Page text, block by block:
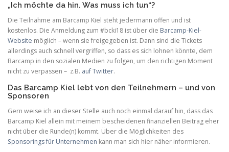
„Ich möchte da hin. Was muss ich tun“?
Die Teilnahme am Barcamp Kiel steht jedermann offen und ist
kostenlos. Die Anmeldung zum #bcki18 ist über die Barcamp-Kiel-
Website möglich – wenn sie freigegeben ist. Dann sind die Tickets
allerdings auch schnell vergriffen, so dass es sich lohnen könnte, dem
Barcamp in den sozialen Medien zu folgen, um den richtigen Moment
nicht zu verpassen – z.B. auf Twitter.
Das Barcamp Kiel lebt von den Teilnehmern – und von
Sponsoren
Gern weise ich an dieser Stelle auch noch einmal darauf hin, dass das
Barcamp Kiel allein mit meinem bescheidenen finanziellen Beitrag eher
nicht über die Runde(n) kommt. Über die Möglichkeiten des
Sponsorings für Unternehmen kann man sich hier näher informieren.